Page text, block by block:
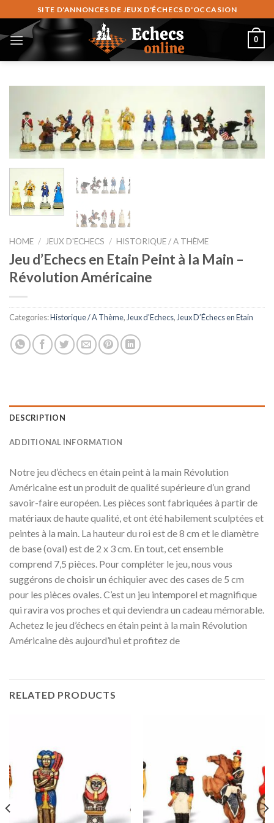
to
content
SITE D'ANNONCES DE JEUX D'ÉCHECS D'OCCASION
0
HOME / JEUX D'ECHECS / HISTORIQUE / A THÈME
Jeu d’Echecs en Etain Peint à la Main –
Révolution Américaine
Categories:Historique / A Thème, Jeux d'Echecs, Jeux D’Échecs en Etain
DESCRIPTION
ADDITIONAL INFORMATION
Notre jeu d’échecs en étain peint à la main Révolution
Américaine est un produit de qualité supérieure d’un grand
savoir-faire européen. Les pièces sont fabriquées à partir de
matériaux de haute qualité, et ont été habilement sculptées et
peintes à la main. La hauteur du roi est de 8 cm et le diamètre
de base (oval) est de 2 x 3 cm. En tout, cet ensemble
comprend 7,5 pièces. Pour compléter le jeu, nous vous
suggérons de choisir un échiquier avec des cases de 5 cm
pour les pièces ovales. C’est un jeu intemporel et magnifique
qui ravira vos proches et qui deviendra un cadeau mémorable.
Achetez le jeu d’échecs en étain peint à la main Révolution
Américaine dès aujourd’hui et profitez de
RELATED PRODUCTS